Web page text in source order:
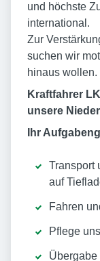
und höchste
international.
Zur
suchen wir
hinaus wollen.
Kraftfahrer
unsere
Ihr
Transport
auf
Fahren
Pflege
Übergabe